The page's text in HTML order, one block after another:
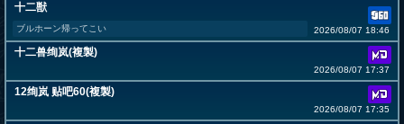
十二獣
ブルホーン帰ってこい 2026/08/07 18:46
十二兽绚岚(複製)
2026/08/07 17:37
12绚岚 贴吧60(複製)
2026/08/07 17:35